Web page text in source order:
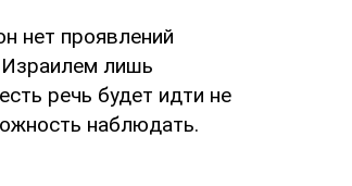
нет проявлений
лишь
речь будет идти не
наблюдать.